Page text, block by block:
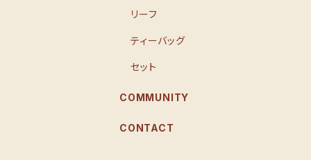
リーフ
ティーバッグ
セット
COMMUNITY
CONTACT